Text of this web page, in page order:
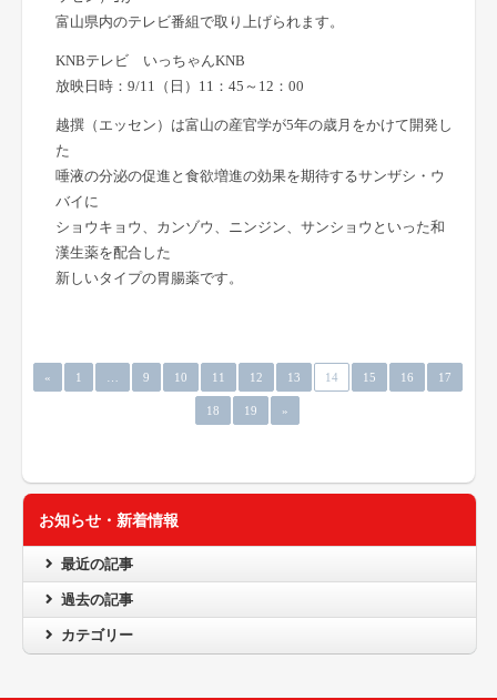
富山県内のテレビ番組で取り上げられます。
KNBテレビ いっちゃんKNB
放映日時：9/11（日）11：45～12：00
越撰（エッセン）は富山の産官学が5年の歳月をかけて開発し
た
唾液の分泌の促進と食欲増進の効果を期待するサンザシ・ウ
バイに
ショウキョウ、カンゾウ、ニンジン、サンショウといった和
漢生薬を配合した
新しいタイプの胃腸薬です。
« 1 9 10 11 12 13 14 15 16 17
18 19 »
お知らせ・新着情報
最近の記事
過去の記事
カテゴリー